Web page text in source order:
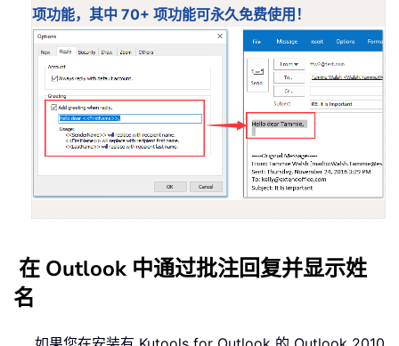
项功能，其中 70+ 项功能可永久免费使用！
在 Outlook 中通过批注回复并显示姓
名